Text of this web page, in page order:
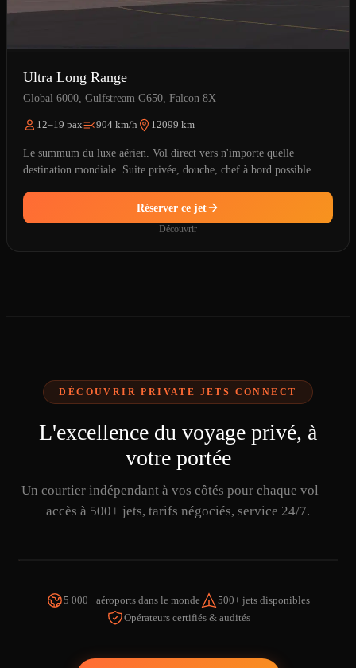
Ultra Long Range
Global 6000, Gulfstream G650, Falcon 8X
12–19 pax 904 km/h 12099 km
Le summum du luxe aérien. Vol direct vers n'importe quelle
destination mondiale. Suite privée, douche, chef à bord possible.
Réserver ce jet
Découvrir
DÉCOUVRIR PRIVATE JETS CONNECT
L'excellence du voyage privé, à
votre portée
Un courtier indépendant à vos côtés pour chaque vol —
accès à 500+ jets, tarifs négociés, service 24/7.
REGARDER LA VIDÉO
5 000+ aéroports dans le monde
500+ jets disponibles
Opérateurs certifiés & audités